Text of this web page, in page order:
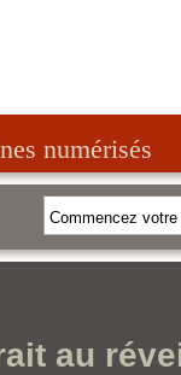
numérisés
au